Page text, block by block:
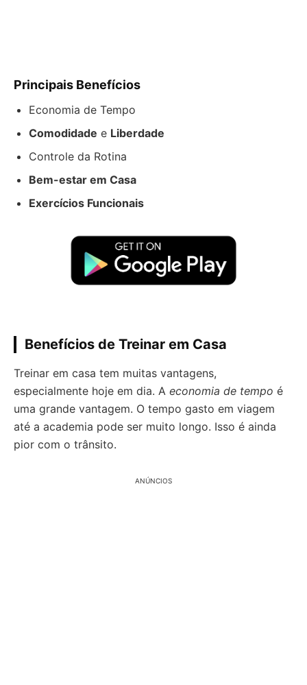
Principais Benefícios
Economia de Tempo
Comodidade e Liberdade
Controle da Rotina
Bem-estar em Casa
Exercícios Funcionais
Benefícios de Treinar em Casa
Treinar em casa tem muitas vantagens,
especialmente hoje em dia. A economia de tempo é
uma grande vantagem. O tempo gasto em viagem
até a academia pode ser muito longo. Isso é ainda
pior com o trânsito.
ANÚNCIOS